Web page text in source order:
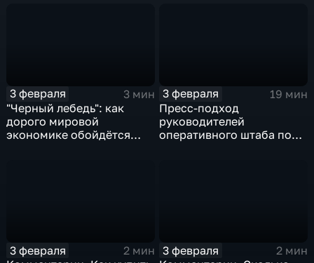
3 февраля
3 мин
"Черный лебедь": как
дорого мировой
экономике обойдётся
3 февраля
19 мин
Пресс-подход
руководителей
оперативного штаба по
3 февраля
2 мин
3 февраля
2 мин